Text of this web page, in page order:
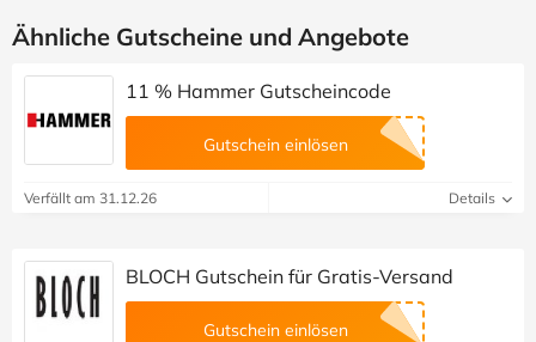
Ähnliche Gutscheine und Angebote
11 % Hammer Gutscheincode
Gutschein einlösen
Verfällt am 31.12.26 Details
BLOCH Gutschein für Gratis-Versand
Gutschein einlösen